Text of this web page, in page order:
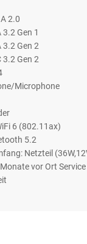
2.0
Gen 1
Gen 2
Gen 2
6 (802.11ax)
5.2
Netzteil
vor Ort